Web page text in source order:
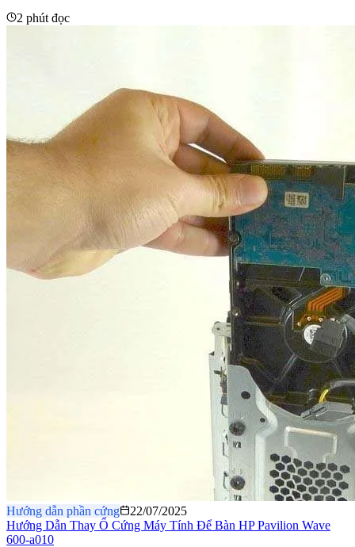
2 phút đọc
Hướng dẫn phần cứng
22/07/2025
Hướng Dẫn Thay Ổ Cứng Máy Tính Để Bàn HP Pavilion Wave
600-a010